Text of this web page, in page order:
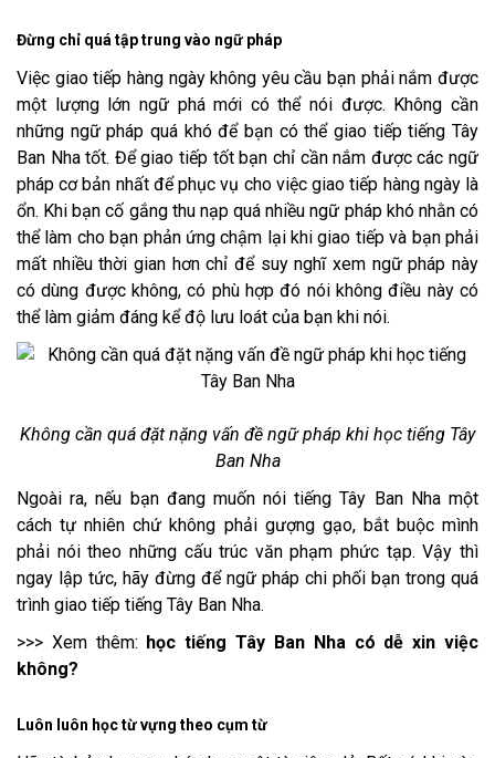
Đừng chỉ quá tập trung vào ngữ pháp
Việc giao tiếp hàng ngày không yêu cầu bạn phải nắm được
một lượng lớn ngữ phá mới có thể nói được. Không cần
những ngữ pháp quá khó để bạn có thể giao tiếp tiếng Tây
Ban Nha tốt. Để giao tiếp tốt bạn chỉ cần nắm được các ngữ
pháp cơ bản nhất để phục vụ cho việc giao tiếp hàng ngày là
ổn. Khi bạn cố gắng thu nạp quá nhiều ngữ pháp khó nhằn có
thể làm cho bạn phản ứng chậm lại khi giao tiếp và bạn phải
mất nhiều thời gian hơn chỉ để suy nghĩ xem ngữ pháp này
có dùng được không, có phù hợp đó nói không điều này có
thể làm giảm đáng kể độ lưu loát của bạn khi nói.
Không cần quá đặt nặng vấn đề ngữ pháp khi học tiếng Tây
Ban Nha
Ngoài ra, nếu bạn đang muốn nói tiếng Tây Ban Nha một
cách tự nhiên chứ không phải gượng gạo, bắt buộc mình
phải nói theo những cấu trúc văn phạm phức tạp. Vậy thì
ngay lập tức, hãy đừng để ngữ pháp chi phối bạn trong quá
trình giao tiếp tiếng Tây Ban Nha.
>>> Xem thêm: học tiếng Tây Ban Nha có dễ xin việc
không?
Luôn luôn học từ vựng theo cụm từ